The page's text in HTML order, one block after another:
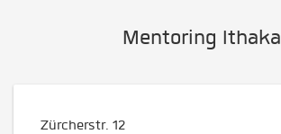
Mentoring Ithaka
Zürcherstr. 12